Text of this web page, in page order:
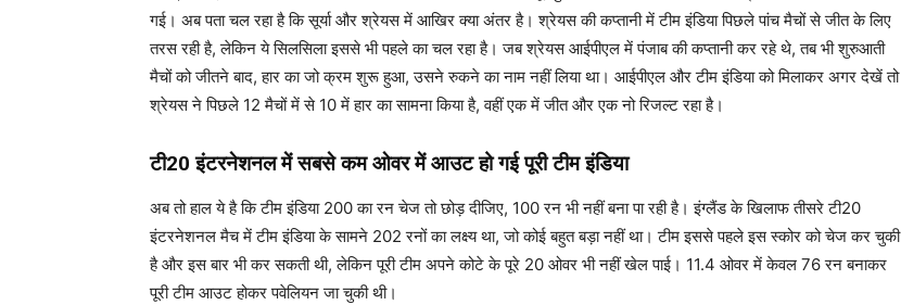
गई। अब पता चल रहा है कि सूर्या और श्रेयस में आखिर क्या अंतर है। श्रेयस की कप्तानी में टीम इंडिया पिछले पांच मैचों से जीत के लिए
तरस रही है, लेकिन ये सिलसिला इससे भी पहले का चल रहा है। जब श्रेयस आईपीएल में पंजाब की कप्तानी कर रहे थे, तब भी शुरुआती
मैचों को जीतने बाद, हार का जो क्रम शुरू हुआ, उसने रुकने का नाम नहीं लिया था। आईपीएल और टीम इंडिया को मिलाकर अगर देखें तो
श्रेयस ने पिछले 12 मैचों में से 10 में हार का सामना किया है, वहीं एक में जीत और एक नो रिजल्ट रहा है।
टी20 इंटरनेशनल में सबसे कम ओवर में आउट हो गई पूरी टीम इंडिया
अब तो हाल ये है कि टीम इंडिया 200 का रन चेज तो छोड़ दीजिए, 100 रन भी नहीं बना पा रही है। इंग्लैंड के खिलाफ तीसरे टी20
इंटरनेशनल मैच में टीम इंडिया के सामने 202 रनों का लक्ष्य था, जो कोई बहुत बड़ा नहीं था। टीम इससे पहले इस स्कोर को चेज कर चुकी
है और इस बार भी कर सकती थी, लेकिन पूरी टीम अपने कोटे के पूरे 20 ओवर भी नहीं खेल पाई। 11.4 ओवर में केवल 76 रन बनाकर
पूरी टीम आउट होकर पवेलियन जा चुकी थी।